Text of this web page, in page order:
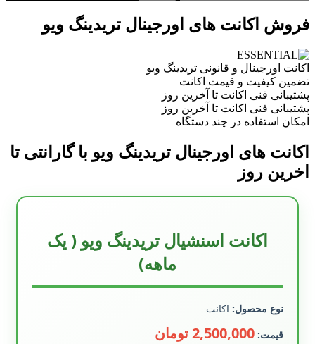
فروش اکانت های اورجینال تریدینگ ویو
اکانت اورجینال و قانونی تریدینگ ویو
تضمین کیفیت و قیمت اکانت
پشتیبانی فنی اکانت تا آخرین روز
پشتیبانی فنی اکانت تا آخرین روز
امکان استفاده در چند دستگاه
اکانت های اورجینال تریدینگ ویو با گارانتی تا
اخرین روز
اکانت اسنشیال تریدینگ ویو ( یک
ماهه)
نوع محصول: اکانت
قیمت: 2,500,000 تومان